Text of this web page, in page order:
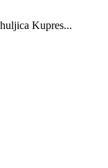
Kupres...